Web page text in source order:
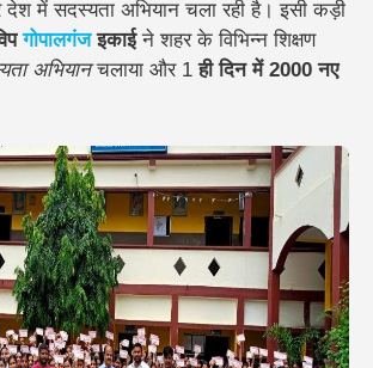
देश में सदस्यता अभियान चला रही है। इसी कड़ी
गोपालगंजइकाईने शहर के विभिन्न शिक्षण
अभियानचलाया और 1ही दिन में 2000 नए